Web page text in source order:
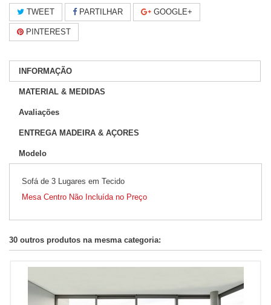
TWEET PARTILHAR GOOGLE+
PINTEREST
INFORMAÇÃO
MATERIAL & MEDIDAS
Avaliações
ENTREGA MADEIRA & AÇORES
Modelo
Sofá de 3 Lugares em Tecido
Mesa Centro Não Incluída no Preço
30 outros produtos na mesma categoria: